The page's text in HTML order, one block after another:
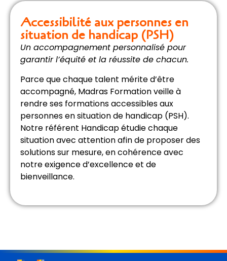
Accessibilité aux personnes en
situation de handicap (PSH)
Un accompagnement personnalisé pour
garantir l’équité et la réussite de chacun.
Parce que chaque talent mérite d’être
accompagné, Madras Formation veille à
rendre ses formations accessibles aux
personnes en situation de handicap (PSH).
Notre référent Handicap étudie chaque
situation avec attention afin de proposer des
solutions sur mesure, en cohérence avec
notre exigence d’excellence et de
bienveillance.